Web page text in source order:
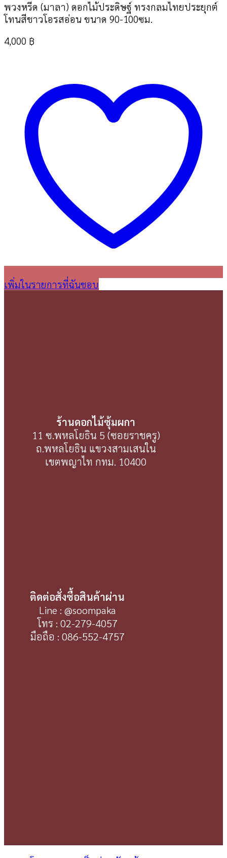
พวงหรีด (มาลา) ดอกไม้ประดิษฐ์ ทรงกลมไทยประยุกต์
โทนสีขาวโอรสอ่อน ขนาด 90-100ซม.
4,000 ฿
เพิ่มในรายการที่ฉันชอบ
ร้านดอกไม้ซุ้มผกา
11 ซ.พหลโยธิน 5 (ซอยราชครู)
ถ.พหลโยธิน แขวงสามเสนใน
เขตพญาไท กทม. 10400
ติดต่อสั่งซื้อสินค้าผ่าน
Line : @soompaka
โทร : 02-279-4057
มือถือ : 086-552-4757